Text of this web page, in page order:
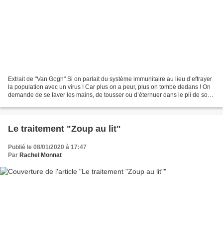
Extrait de "Van Gogh" Si on parlait du système immunitaire au lieu d’effrayer
la population avec un virus ! Car plus on a peur, plus on tombe dedans ! On
demande de se laver les mains, de tousser ou d’éternuer dans le pli de son
Le traitement "Zoup au lit"
Publié le 08/01/2020 à 17:47
Par Rachel Monnat